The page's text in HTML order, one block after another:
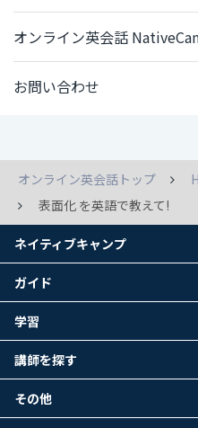
オンライン英会話
お問い合わせ
オンライン英会話トップ
表面化 を英語で教えて!
ネイティブキャンプ
ガイド
学習
講師を探す
その他